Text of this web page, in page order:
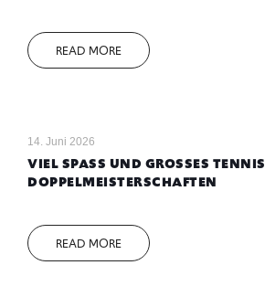
READ MORE
14. Juni 2026
VIEL SPASS UND GROSSES TENNIS
PPELMEISTERSCHAFTEN
READ MORE